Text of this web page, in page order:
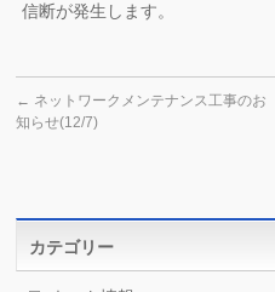
信断が発生します。
← ネットワークメンテナンス工事のお
知らせ(12/7)
カテゴリー